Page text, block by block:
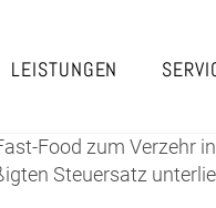
LEISTUNGEN
Food zum Verzehr
Steuersatz